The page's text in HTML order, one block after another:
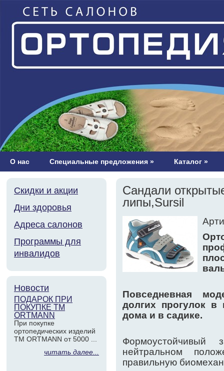
О нас Специальные предложения » Каталог »
Скидки и акции
Дни здоровья
Адреса салонов
Программы для
инвалидов
Новости
ПОДАРОК ПРИ
ПОКУПКЕ ТМ
ORTMANN
При покупке
ортопедических изделий
ТМ ORTMANN от 5000 ...
читать далее...
Сандали
липы,Sursil
Повседневная
долгих прогулок
дома и в садике.
Формоустойчивый
нейтральном
правильную